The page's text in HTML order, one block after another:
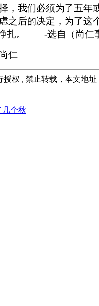
我们必须为了五
后的决定，为了
扎。——-选自（尚仁
仁
权 , 禁止转载，本文地址
几个秋